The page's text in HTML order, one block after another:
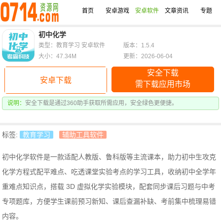
首页 安卓游戏 安卓软件 文章资讯 专题
初中化学
安卓下载
安全下载
需下载应用市场
说明： 安全下载是通过360助手获取所需应用，安全绿色更便捷。
类型：教育学习 安卓软件
版本：1.5.4
大小：47.34M
更新：2026-06-04
标签: 教育学习 辅助工具软件
初中化学软件是一款适配人教版、鲁科版等主流课本，助力初中生攻克
化学方程式配平难点、吃透课堂实验考点的学习工具，收纳初中全学年
重难点知识点，搭载 3D 虚拟化学实验模块，配套同步课后习题与中考
专项题库，方便学生课前预习新知、课后查漏补缺、考前集中梳理易错
内容。